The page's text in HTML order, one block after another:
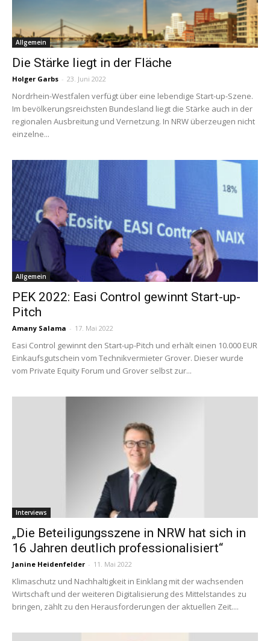
Allgemein
Die Stärke liegt in der Fläche
Holger Garbs - 23. Juni 2022
Nordrhein-Westfalen verfügt über eine lebendige Start-up-Szene.
Im bevölkerungsreichsten Bundesland liegt die Stärke auch in der
regionalen Ausbreitung und Vernetzung. In NRW überzeugen nicht
einzelne...
Allgemein
PEK 2022: Easi Control gewinnt Start-up-
Pitch
Amany Salama - 17. Mai 2022
Easi Control gewinnt den Start-up-Pitch und erhält einen 10.000 EUR
Einkaufsgutschein vom Technikvermieter Grover. Dieser wurde
vom Private Equity Forum und Grover selbst zur...
Interviews
„Die Beteiligungsszene in NRW hat sich in
16 Jahren deutlich professionalisiert“
Janine Heidenfelder - 11. Mai 2022
Klimaschutz und Nachhaltigkeit in Einklang mit der wachsenden
Wirtschaft und der weiteren Digitalisierung des Mittelstandes zu
bringen, zählt zu den Herausforderungen der aktuellen Zeit....